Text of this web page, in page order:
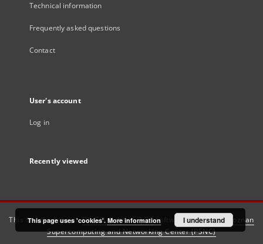
Technical information
Frequently asked questions
Contact
User's account
Log in
Recently viewed
This service runs onDInGO dLibra 6.3.21software created by
Poznan
Supercomputing and Networking Center (PSNC)
This page uses 'cookies'. More information I understand